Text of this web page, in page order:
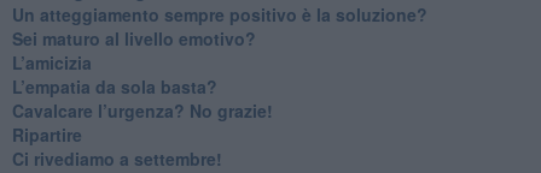
​Un atteggiamento sempre positivo è la soluzione?
​Sei maturo al livello emotivo?
​L’amicizia
​L’empatia da sola basta?
​Cavalcare l’urgenza? No grazie!
Ripartire
​Ci rivediamo a settembre!